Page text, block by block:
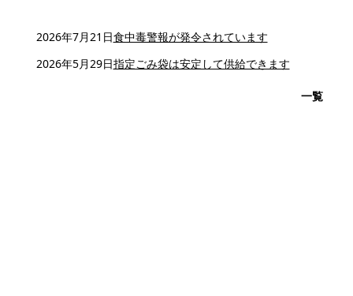
2026年7月21日食中毒警報が発令されています
2026年5月29日指定ごみ袋は安定して供給できます
一覧